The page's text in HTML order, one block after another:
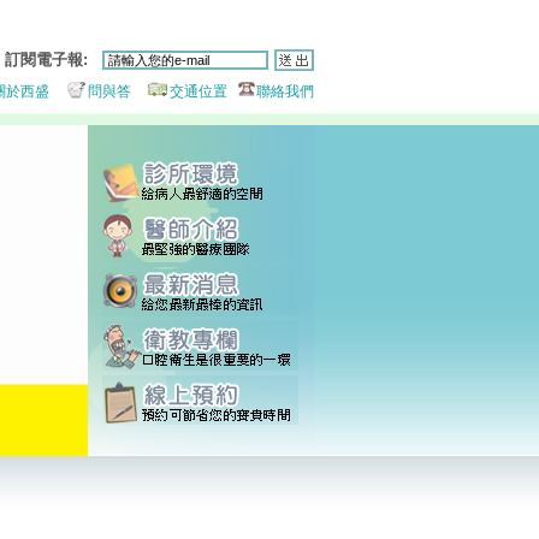
訂閱電子報:
於西盛 問與答 交通位置 聯絡我們